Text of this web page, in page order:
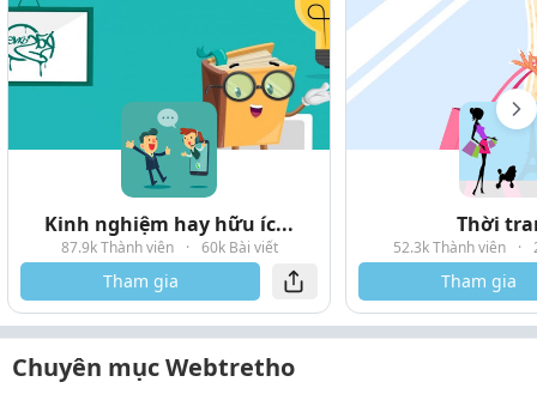
Kinh nghiệm hay hữu íc...
87.9k Thành viên · 60k Bài viết
Tham gia
Thời
52.3k Thành viên ·
Tham gia
Chuyên mục Webtretho